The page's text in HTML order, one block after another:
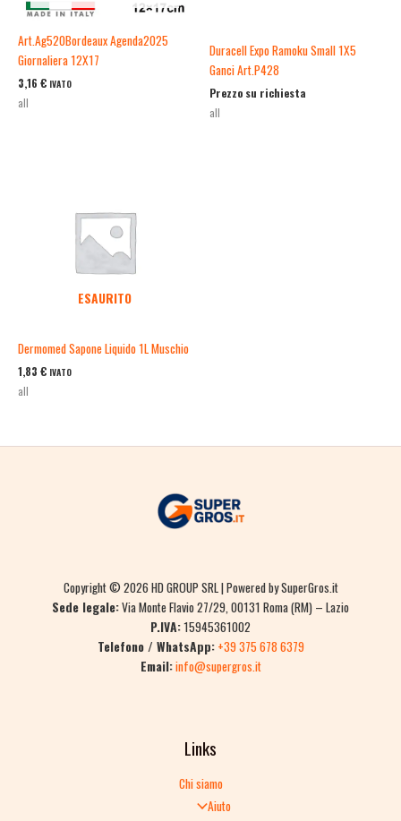
Art.Ag520Bordeaux Agenda2025
Giornaliera 12X17
3,16 € IVATO
all
Duracell Expo Ramoku Small 1X5
Ganci Art.P428
Prezzo su richiesta
all
ESAURITO
Dermomed Sapone Liquido 1L Muschio
1,83 € IVATO
all
Copyright © 2026 HD GROUP SRL | Powered by SuperGros.it
Sede legale:Via Monte Flavio 27/29, 00131 Roma (RM) – Lazio
P.IVA:15945361002
Telefono / WhatsApp: +39 375 678 6379
Email:info@supergros.it
Links
Chi siamo
Aiuto